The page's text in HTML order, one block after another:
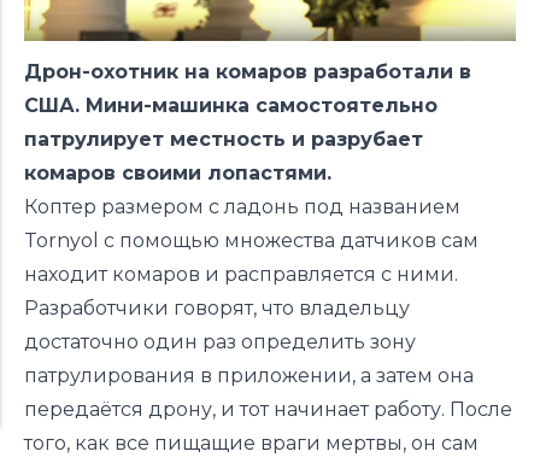
Дрон-охотник на комаров разработали в
США. Мини-машинка самостоятельно
патрулирует местность и разрубает
комаров своими лопастями.
Коптер размером с ладонь под названием
Tornyol с помощью множества датчиков сам
находит комаров и расправляется с ними.
Разработчики говорят, что владельцу
достаточно один раз определить зону
патрулирования в приложении, а затем она
передаётся дрону, и тот начинает работу. После
того, как все пищащие враги мертвы, он сам